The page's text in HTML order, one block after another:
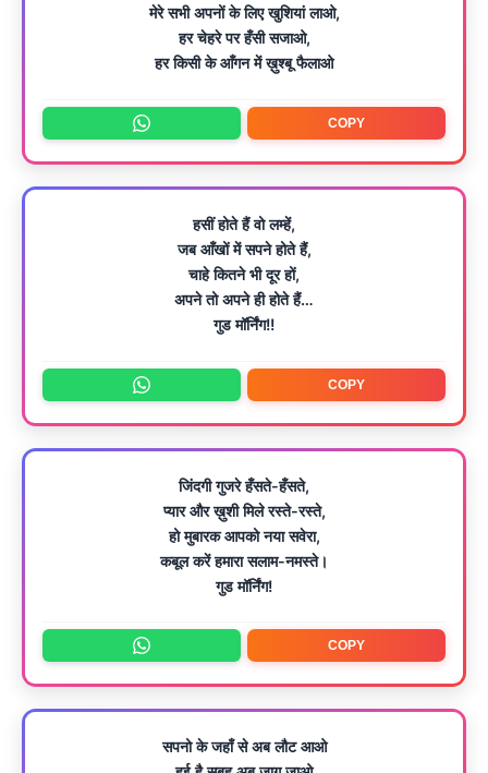
मेरे सभी अपनों के लिए खुशियां लाओ,
हर चेहरे पर हँसी सजाओ,
हर किसी के आँगन में ख़ुश्बू फैलाओ
COPY
हसीं होते हैं वो लम्हें,
जब आँखों में सपने होते हैं,
चाहे कितने भी दूर हों,
अपने तो अपने ही होते हैं…
गुड मॉर्निंग!!
COPY
जिंदगी गुजरे हँसते-हँसते,
प्यार और ख़ुशी मिले रस्ते-रस्ते,
हो मुबारक आपको नया सवेरा,
कबूल करें हमारा सलाम-नमस्ते।
गुड मॉर्निंग!
COPY
सपनो के जहाँ से अब लौट आओ